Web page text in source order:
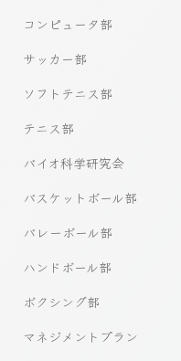
コンピュータ部
サッカー部
ソフトテニス部
テニス部
バイオ科学研究会
バスケットボール部
バレーボール部
ハンドボール部
ボクシング部
マネジメントプラン